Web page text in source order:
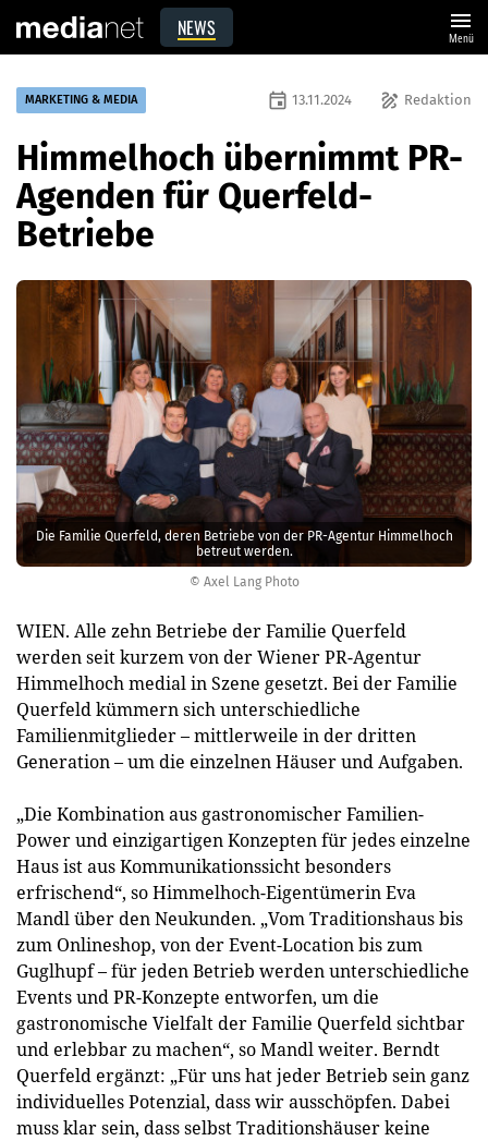
NEWS menu
Menü
© Axel Lang Photo
Die Familie Querfeld, deren Betriebe von der PR-Agentur Himmelhoch
betreut werden.
MARKETING & MEDIA draw Redaktion
event 13.11.2024
Himmelhoch übernimmt PR-
Agenden für Querfeld-
Betriebe
WIEN. Alle zehn Betriebe der Familie Querfeld
werden seit kurzem von der Wiener PR-Agentur
Himmelhoch medial in Szene gesetzt. Bei der Familie
Querfeld kümmern sich unterschiedliche
Familienmitglieder – mittlerweile in der dritten
Generation – um die einzelnen Häuser und Aufgaben.
„Die Kombination aus gastronomischer Familien-
Power und einzigartigen Konzepten für jedes einzelne
Haus ist aus Kommunikationssicht besonders
erfrischend“, so Himmelhoch-Eigentümerin Eva
Mandl über den Neukunden. „Vom Traditionshaus bis
zum Onlineshop, von der Event-Location bis zum
Guglhupf – für jeden Betrieb werden unterschiedliche
Events und PR-Konzepte entworfen, um die
gastronomische Vielfalt der Familie Querfeld sichtbar
und erlebbar zu machen“, so Mandl weiter. Berndt
Querfeld ergänzt: „Für uns hat jeder Betrieb sein ganz
individuelles Potenzial, dass wir ausschöpfen. Dabei
muss klar sein, dass selbst Traditionshäuser keine